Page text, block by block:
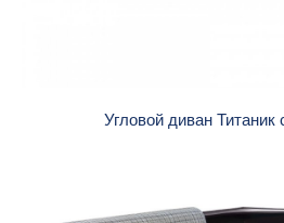
Угловой диван Титаник